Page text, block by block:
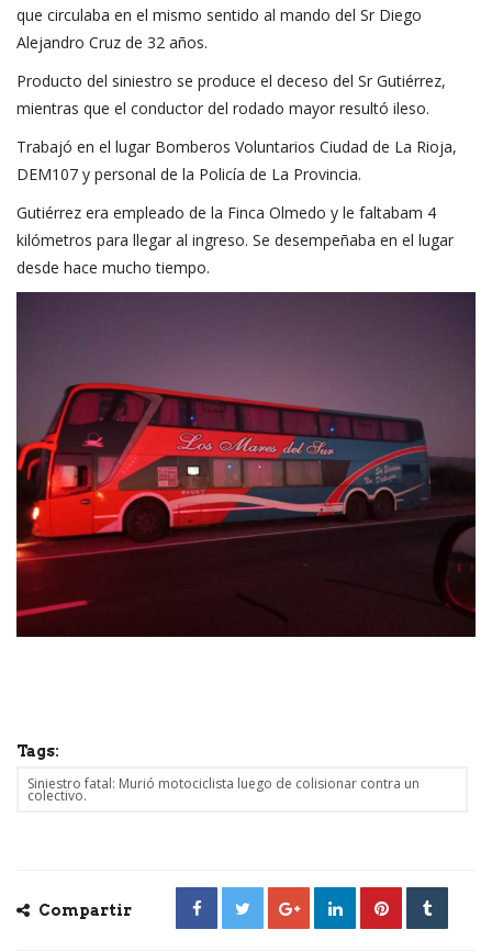
que circulaba en el mismo sentido al mando del Sr Diego
Alejandro Cruz de 32 años.
Producto del siniestro se produce el deceso del Sr Gutiérrez,
mientras que el conductor del rodado mayor resultó ileso.
Trabajó en el lugar Bomberos Voluntarios Ciudad de La Rioja,
DEM107 y personal de la Policía de La Provincia.
Gutiérrez era empleado de la Finca Olmedo y le faltabam 4
kilómetros para llegar al ingreso. Se desempeñaba en el lugar
desde hace mucho tiempo.
Tags:
Siniestro fatal: Murió motociclista luego de colisionar contra un
colectivo.
Compartir